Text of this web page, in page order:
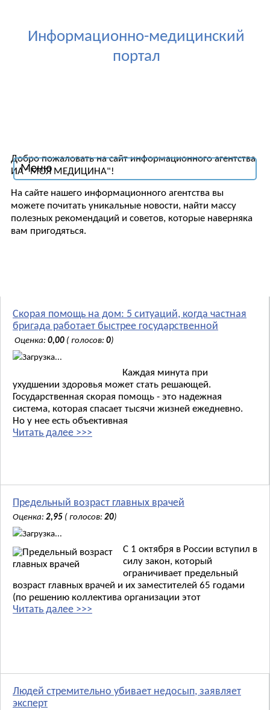
Информационно-медицинский
портал
Меню
Добро пожаловать на сайт информационного агентства
ИА "МОЯ МЕДИЦИНА"!
На сайте нашего информационного агентства вы
можете почитать уникальные новости, найти массу
полезных рекомендаций и советов, которые наверняка
вам пригодяться.
Скорая помощь на дом: 5 ситуаций, когда частная
бригада работает быстрее государственной
Оценка: 0,00 ( голосов: 0)
Загрузка...
Каждая минута при
ухудшении здоровья может стать решающей.
Государственная скорая помощь - это надежная
система, которая спасает тысячи жизней ежедневно.
Но у нее есть объективная
Читать далее >>>
Предельный возраст главных врачей
Оценка: 2,95 ( голосов: 20)
Загрузка...
С 1 октября в России вступил в
силу закон, который
ограничивает предельный
возраст главных врачей и их заместителей 65 годами
(по решению коллектива организации этот
Читать далее >>>
Людей стремительно убивает недосып, заявляет
эксперт